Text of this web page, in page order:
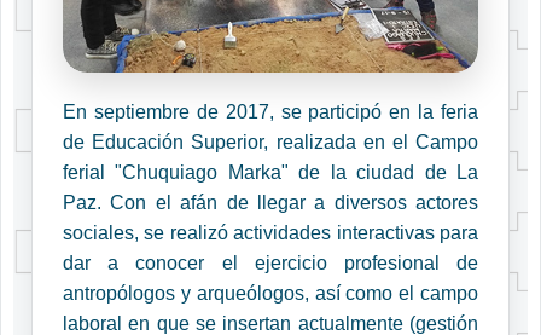
En septiembre de 2017, se participó en la feria
de Educación Superior, realizada en el Campo
ferial "Chuquiago Marka" de la ciudad de La
Paz. Con el afán de llegar a diversos actores
sociales, se realizó actividades interactivas para
dar a conocer el ejercicio profesional de
antropólogos y arqueólogos, así como el campo
laboral en que se insertan actualmente (gestión